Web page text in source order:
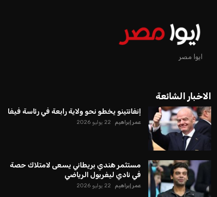
ايوا مصر
الاخبار الشائعة
إنفانتينو يخطو نحو ولاية رابعة في رئاسة فيفا
عمر إبراهيم 22 يوليو 2026
مستثمر هندي بريطاني يسعى لامتلاك حصة
في نادي ليفربول الرياضي
عمر إبراهيم 22 يوليو 2026